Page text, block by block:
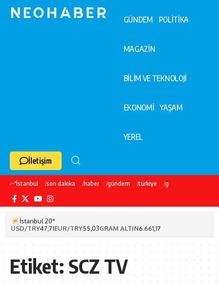
GÜNDEM POLİTİKA
MAGAZİN
BİLİM VE TEKNOLOJİ
EKONOMİ YAŞAM
YEREL
İletişim
İstanbul son dakika haber gündem türkiye galatasaray
İstanbul 20°
USD/TRY47,71EUR/TRY55,03GRAM ALTIN6.661,17
Etiket: SCZ TV